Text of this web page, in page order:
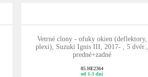
Vetrné clony - ofuky okien (deflektory,
plexi), Suzuki Ignis III, 2017- , 5 dvér.,
predné+zadné
85.HE2364
od 1-3 dní